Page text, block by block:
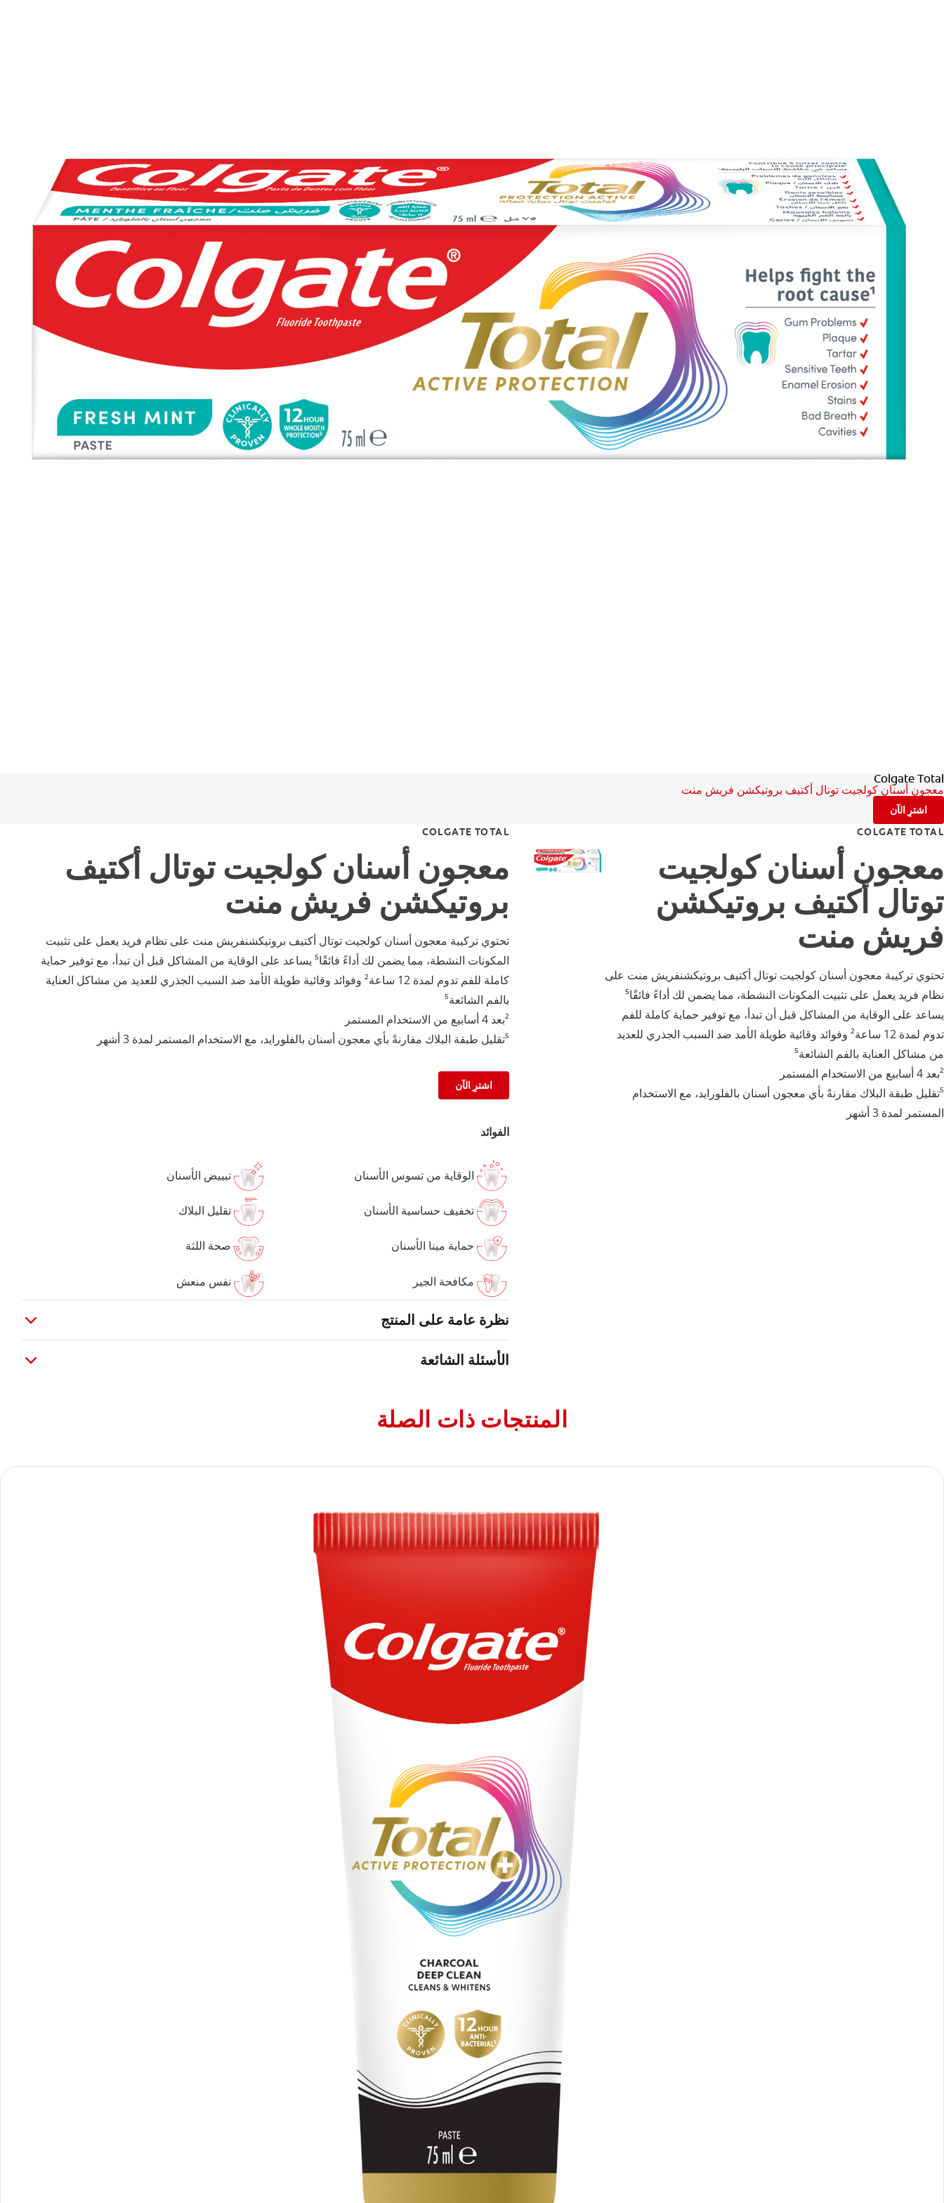
Colgate Total
معجون أسنان كولجيت توتال أكتيف بروتيكشن فريش منت
اشترِ الآن
COLGATE TOTAL
معجون أسنان كولجيت
توتال أكتيف بروتيكشن
فريش منت
تحتوي تركيبة معجون أسنان كولجيت توتال أكتيف بروتيكشنفريش منت على
نظام فريد يعمل على تثبيت المكونات النشطة، مما يضمن لك أداءً فائقًا⁵
يساعد على الوقاية من المشاكل قبل أن تبدأ، مع توفير حماية كاملة للفم
تدوم لمدة 12 ساعة² وفوائد وقائية طويلة الأمد ضد السبب الجذري للعديد
من مشاكل العناية بالفم الشائعة⁵
²بعد 4 أسابيع من الاستخدام المستمر
⁵تقليل طبقة البلاك مقارنةً بأي معجون أسنان بالفلورايد، مع الاستخدام
المستمر لمدة 3 أشهر
COLGATE TOTAL
معجون أسنان كولجيت توتال أكتيف
بروتيكشن فريش منت
تحتوي تركيبة معجون أسنان كولجيت توتال أكتيف بروتيكشنفريش منت على نظام فريد يعمل على تثبيت
المكونات النشطة، مما يضمن لك أداءً فائقًا⁵ يساعد على الوقاية من المشاكل قبل أن تبدأ، مع توفير حماية
كاملة للفم تدوم لمدة 12 ساعة² وفوائد وقائية طويلة الأمد ضد السبب الجذري للعديد من مشاكل العناية
بالفم الشائعة⁵
²بعد 4 أسابيع من الاستخدام المستمر
⁵تقليل طبقة البلاك مقارنةً بأي معجون أسنان بالفلورايد، مع الاستخدام المستمر لمدة 3 أشهر
اشترِ الآن
الفوائد
الوقاية من تسوس الأسنان تبييض الأسنان
تخفيف حساسية الأسنان تقليل البلاك
حماية مينا الأسنان صحة اللثة
مكافحة الجير نفس منعش
نظرة عامة على المنتج
الأسئلة الشائعة
المنتجات ذات الصلة